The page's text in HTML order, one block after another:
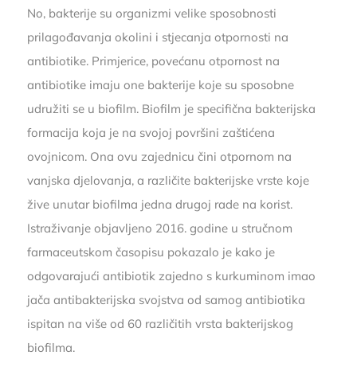
No, bakterije su organizmi velike sposobnosti
prilagođavanja okolini i stjecanja otpornosti na
antibiotike. Primjerice, povećanu otpornost na
antibiotike imaju one bakterije koje su sposobne
udružiti se u biofilm. Biofilm je specifična bakterijska
formacija koja je na svojoj površini zaštićena
ovojnicom. Ona ovu zajednicu čini otpornom na
vanjska djelovanja, a različite bakterijske vrste koje
žive unutar biofilma jedna drugoj rade na korist.
Istraživanje objavljeno 2016. godine u stručnom
farmaceutskom časopisu pokazalo je kako je
odgovarajući antibiotik zajedno s kurkuminom imao
jača antibakterijska svojstva od samog antibiotika
ispitan na više od 60 različitih vrsta bakterijskog
biofilma.